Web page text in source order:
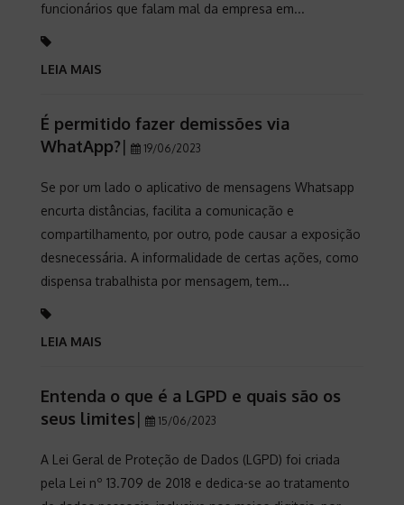
funcionários que falam mal da empresa em...
LEIA MAIS
É permitido fazer demissões via
WhatApp?| 19/06/2023
Se por um lado o aplicativo de mensagens Whatsapp
encurta distâncias, facilita a comunicação e
compartilhamento, por outro, pode causar a exposição
desnecessária. A informalidade de certas ações, como
dispensa trabalhista por mensagem, tem...
LEIA MAIS
Entenda o que é a LGPD e quais são os
seus limites| 15/06/2023
A Lei Geral de Proteção de Dados (LGPD) foi criada
pela Lei nº 13.709 de 2018 e dedica-se ao tratamento